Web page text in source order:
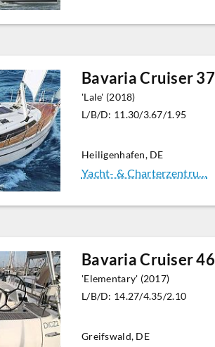
Bavaria Cruiser 37
'Lale' (2018)
L/B/D: 11.30/3.67/1.95
Heiligenhafen, DE
Yacht- & Charterzentru…
Bavaria Cruiser 46
'Elementary' (2017)
L/B/D: 14.27/4.35/2.10
Greifswald, DE